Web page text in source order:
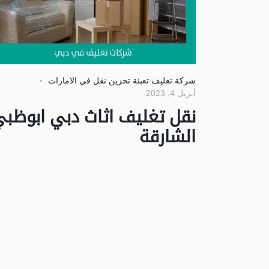
شركة تغليف تعبئة تخزين نقل في الامارات
أبريل 4, 2023
نقل تغليف اثاث دبي
الشارقة